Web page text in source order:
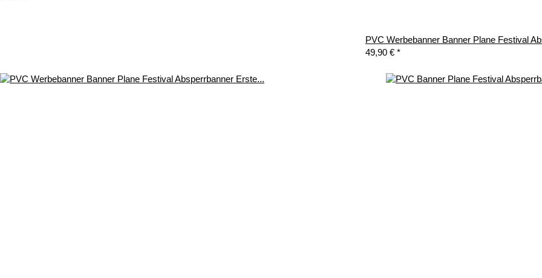
PVC Werbebanner Banner Plane Festival
49,90 € *